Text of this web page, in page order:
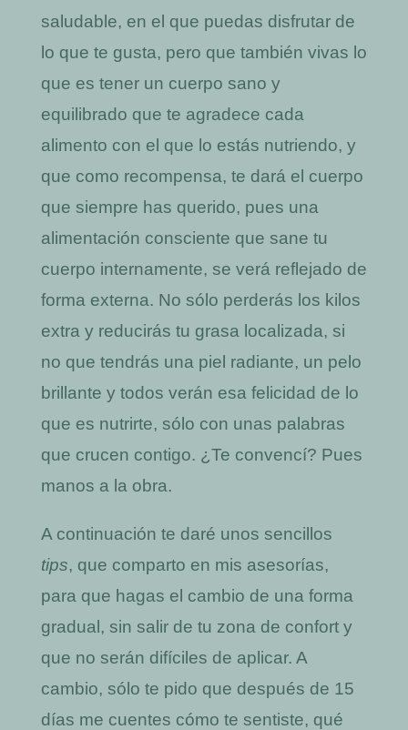
saludable, en el que puedas disfrutar de
lo que te gusta, pero que también vivas lo
que es tener un cuerpo sano y
equilibrado que te agradece cada
alimento con el que lo estás nutriendo, y
que como recompensa, te dará el cuerpo
que siempre has querido, pues una
alimentación consciente que sane tu
cuerpo internamente, se verá reflejado de
forma externa. No sólo perderás los kilos
extra y reducirás tu grasa localizada, si
no que tendrás una piel radiante, un pelo
brillante y todos verán esa felicidad de lo
que es nutrirte, sólo con unas palabras
que crucen contigo. ¿Te convencí? Pues
manos a la obra.
A continuación te daré unos sencillos
tips, que comparto en mis asesorías,
para que hagas el cambio de una forma
gradual, sin salir de tu zona de confort y
que no serán difíciles de aplicar. A
cambio, sólo te pido que después de 15
días me cuentes cómo te sentiste, qué